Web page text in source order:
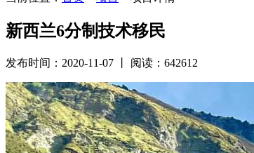
新西兰6分制技术移民
发布时间：2020-11-07 丨 阅读：642612